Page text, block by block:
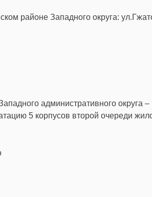
районе Западного округа:
административного округа –
5 корпусов второй очереди